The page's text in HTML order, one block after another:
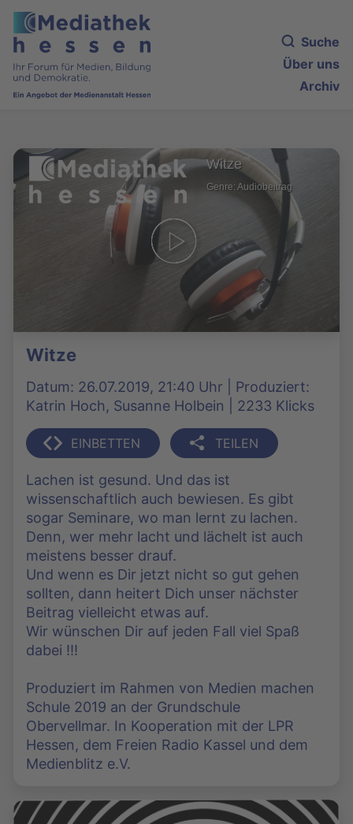
Suche
Über uns
Archiv
Witze
Genre: Audiobeitrag
Witze
Datum: 26.07.2019, 21:40 Uhr | Produziert:
Katrin Hoch, Susanne Holbein | 2233 Klicks
EINBETTEN TEILEN
Lachen ist gesund. Und das ist
wissenschaftlich auch bewiesen. Es gibt
sogar Seminare, wo man lernt zu lachen.
Denn, wer mehr lacht und lächelt ist auch
meistens besser drauf.
Und wenn es Dir jetzt nicht so gut gehen
sollten, dann heitert Dich unser nächster
Beitrag vielleicht etwas auf.
Wir wünschen Dir auf jeden Fall viel Spaß
dabei !!!
Produziert im Rahmen von Medien machen
Schule 2019 an der Grundschule
Obervellmar. In Kooperation mit der LPR
Hessen, dem Freien Radio Kassel und dem
Medienblitz e.V.